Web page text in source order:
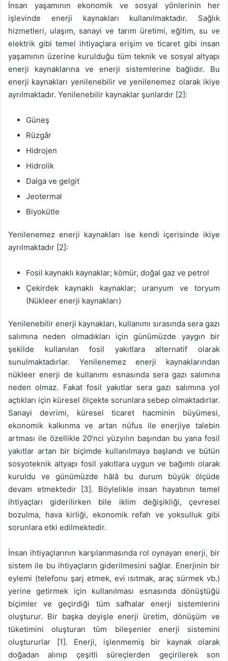
İnsan yaşamının ekonomik ve sosyal yönlerinin her
işlevinde enerji kaynakları kullanılmaktadır. Sağlık
hizmetleri, ulaşım, sanayi ve tarım üretimi, eğitim, su ve
elektrik gibi temel ihtiyaçlara erişim ve ticaret gibi insan
yaşamının üzerine kurulduğu tüm teknik ve sosyal altyapı
enerji kaynaklarına ve enerji sistemlerine bağlıdır. Bu
enerji kaynakları yenilenebilir ve yenilenemez olarak ikiye
ayrılmaktadır. Yenilenebilir kaynaklar şunlardır [2]:
Güneş
Rüzgâr
Hidrojen
Hidrolik
Dalga ve gelgit
Jeotermal
Biyokütle
Yenilenemez enerji kaynakları ise kendi içerisinde ikiye
ayrılmaktadır [2]:
Fosil kaynaklı kaynaklar; kömür, doğal gaz ve petrol
Çekirdek kaynaklı kaynaklar; uranyum ve toryum
(Nükleer enerji kaynakları)
Yenilenebilir enerji kaynakları, kullanımı sırasında sera gazı
salımına neden olmadıkları için günümüzde yaygın bir
şekilde kullanılan fosil yakıtlara alternatif olarak
sunulmaktadırlar. Yenilenemez enerji kaynaklarından
nükleer enerji de kullanımı esnasında sera gazı salımına
neden olmaz. Fakat fosil yakıtlar sera gazı salımına yol
açtıkları için küresel ölçekte sorunlara sebep olmaktadırlar.
Sanayi devrimi, küresel ticaret hacminin büyümesi,
ekonomik kalkınma ve artan nüfus ile enerjiye talebin
artması ile özellikle 20’nci yüzyılın başından bu yana fosil
yakıtlar artan bir biçimde kullanılmaya başlandı ve bütün
sosyoteknik altyapı fosil yakıtlara uygun ve bağımlı olarak
kuruldu ve günümüzde hâlâ bu durum büyük ölçüde
devam etmektedir [3]. Böylelikle insan hayatının temel
ihtiyaçları giderilirken bile iklim değişikliği, çevresel
bozulma, hava kirliği, ekonomik refah ve yoksulluk gibi
sorunlara etki edilmektedir.
İnsan ihtiyaçlarının karşılanmasında rol oynayan enerji, bir
sistem ile bu ihtiyaçların giderilmesini sağlar. Enerjinin bir
eylemi (telefonu şarj etmek, evi ısıtmak, araç sürmek vb.)
yerine getirmek için kullanılması esnasında dönüştüğü
biçimler ve geçirdiği tüm safhalar enerji sistemlerini
oluşturur. Bir başka deyişle enerji üretim, dönüşüm ve
tüketimini oluşturan tüm bileşenler enerji sistemini
oluştururlar [1]. Enerji, işlenmemiş bir kaynak olarak
doğadan alınıp çeşitli süreçlerden geçirilerek son